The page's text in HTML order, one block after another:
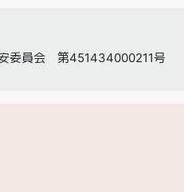
委員会 第451434000211号